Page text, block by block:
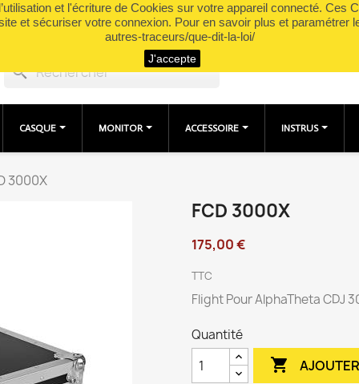
et l'écriture de Cookies sur votre appareil connecté. Ces
et sécuriser votre connexion. Pour en savoir plus et
autres-traceurs/que-dit-la-loi/
J'accepte
search
CASQUE MONITOR ACCESSOIRE INSTRUS
3000X
FCD 3000X
175,00 €
TTC
Flight Pour AlphaTheta CDJ
Quantité
